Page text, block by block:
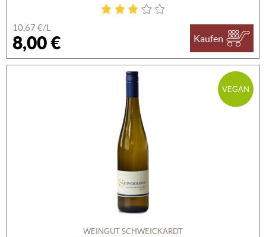
10,67 €/L
8,00 € Kaufen
VEGAN
WEINGUT SCHWEICKARDT